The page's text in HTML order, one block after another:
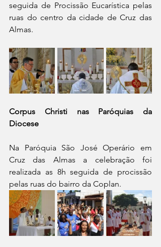
seguida de Procissão Eucarística pelas
ruas do centro da cidade de Cruz das
Almas.
Corpus Christi nas Paróquias da
Diocese
Na Paróquia São José Operário em
Cruz das Almas a celebração foi
realizada as 8h seguida de procissão
pelas ruas do bairro da Coplan.